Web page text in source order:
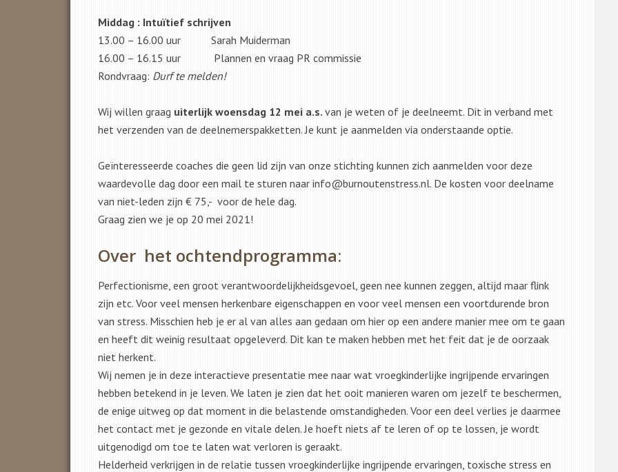
Middag : Intuïtief schrijven
13.00 – 16.00 uur Sarah Muiderman
16.00 – 16.15 uur Plannen en vraag PR commissie
Rondvraag: Durf te melden!
Wij willen graag uiterlijk woensdag 12 mei a.s. van je weten of je deelneemt. Dit in verband met
het verzenden van de deelnemerspakketten. Je kunt je aanmelden via onderstaande optie.
Geïnteresseerde coaches die geen lid zijn van onze stichting kunnen zich aanmelden voor deze
waardevolle dag door een mail te sturen naar info@burnoutenstress.nl. De kosten voor deelname
van niet-leden zijn € 75,- voor de hele dag.
Graag zien we je op 20 mei 2021!
Over het ochtendprogramma:
Perfectionisme, een groot verantwoordelijkheidsgevoel, geen nee kunnen zeggen, altijd maar flink
zijn etc. Voor veel mensen herkenbare eigenschappen en voor veel mensen een voortdurende bron
van stress. Misschien heb je er al van alles aan gedaan om hier op een andere manier mee om te gaan
en heeft dit weinig resultaat opgeleverd. Dit kan te maken hebben met het feit dat je de oorzaak
niet herkent.
Wij nemen je in deze interactieve presentatie mee naar wat vroegkinderlijke ingrijpende ervaringen
hebben betekend in je leven. We laten je zien dat het ooit manieren waren om jezelf te beschermen,
de enige uitweg op dat moment in die belastende omstandigheden. Voor een deel verlies je daarmee
het contact met je gezonde en vitale delen. Je hoeft niets af te leren of op te lossen, je wordt
uitgenodigd om toe te laten wat verloren is geraakt.
Helderheid verkrijgen in de relatie tussen vroegkinderlijke ingrijpende ervaringen, toxische stress en